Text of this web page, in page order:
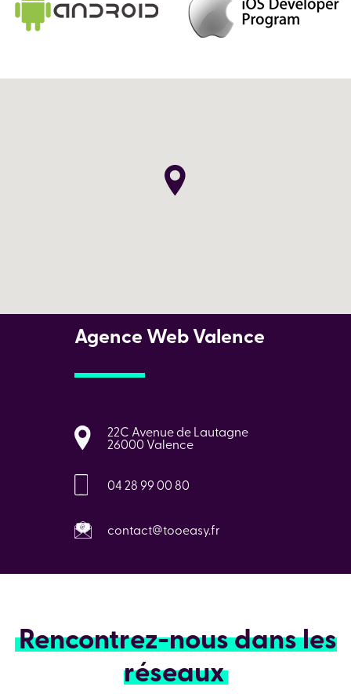
Agence Web Valence
22C Avenue de Lautagne
26000 Valence
04 28 99 00 80
contact@tooeasy.fr
Rencontrez-nous dans les
réseaux